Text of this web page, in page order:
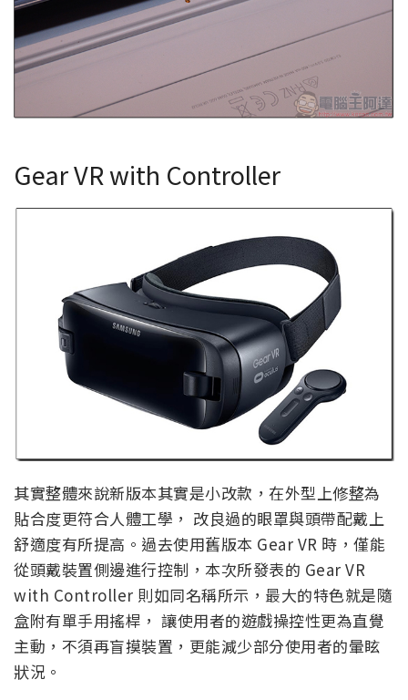
Gear VR with Controller
其實整體來說新版本其實是小改款，在外型上修整為
貼合度更符合人體工學， 改良過的眼罩與頭帶配戴上
舒適度有所提高。過去使用舊版本 Gear VR 時，僅能
從頭戴裝置側邊進行控制，本次所發表的 Gear VR
with Controller 則如同名稱所示，最大的特色就是隨
盒附有單手用搖桿， 讓使用者的遊戲操控性更為直覺
主動，不須再盲摸裝置，更能減少部分使用者的暈眩
狀況。